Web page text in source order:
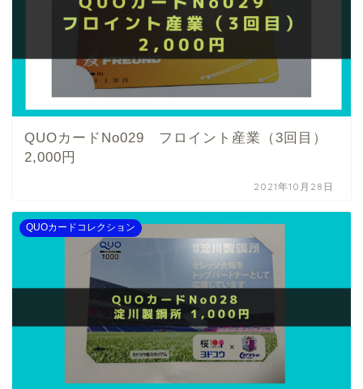
QUOカードNo029 フロイント産業（3回目）
2,000円
2021年10月28日
QUOカードコレクション